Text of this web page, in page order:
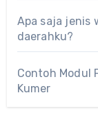
Apa saja jenis
daerahku?
Contoh Modul
Kumer